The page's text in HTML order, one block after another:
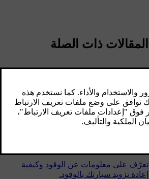
المقالات ذات الصلة
تعرّف على التصميم الداخلي لسيارتك وعلى
الميزات العملية التي يتضمّنها، مثل حاملات
الأكواب ومنافذ الشحن للأجهزة الخاصة بك.
تعرّف على معلومات عن الوقود وكيفية
إعادة تزويد سيارتك بالوقود.